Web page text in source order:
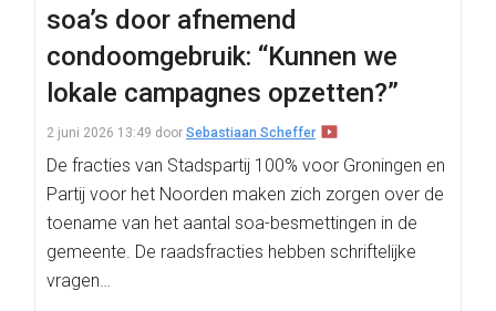
soa’s door afnemend
condoomgebruik: “Kunnen we
lokale campagnes opzetten?”
2 juni 2026 13:49 door Sebastiaan Scheffer
De fracties van Stadspartij 100% voor Groningen en
Partij voor het Noorden maken zich zorgen over de
toename van het aantal soa-besmettingen in de
gemeente. De raadsfracties hebben schriftelijke
vragen…